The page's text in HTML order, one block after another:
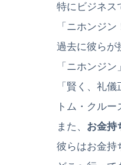
特にビジネス
「ニホンジ
過去に彼らが
「ニホンジ
「賢く、礼
トム・クル
また、 お金持
彼らはお金持